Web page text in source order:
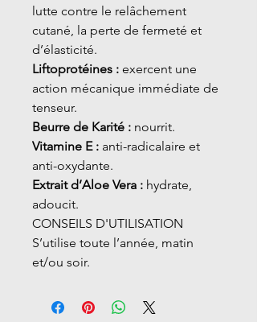
lutte contre le relâchement
cutané, la perte de fermeté et
d’élasticité.
Liftoprotéines : exercent une
action mécanique immédiate de
tenseur.
Beurre de Karité : nourrit.
Vitamine E : anti-radicalaire et
anti-oxydante.
Extrait d’Aloe Vera : hydrate,
adoucit.
CONSEILS D'UTILISATION
S’utilise toute l’année, matin
et/ou soir.